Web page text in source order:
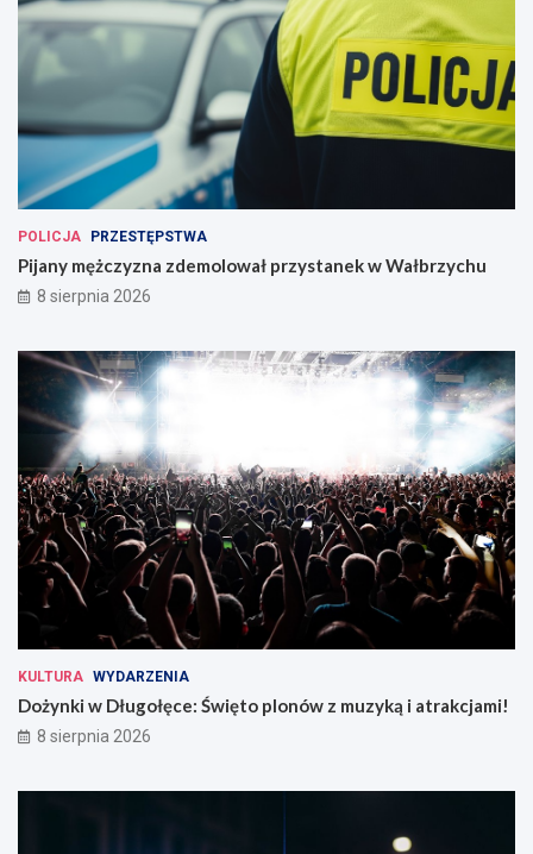
POLICJA PRZESTĘPSTWA
Pijany mężczyzna zdemolował przystanek w Wałbrzychu
8 sierpnia 2026
KULTURA WYDARZENIA
Dożynki w Długołęce: Święto plonów z muzyką i atrakcjami!
8 sierpnia 2026